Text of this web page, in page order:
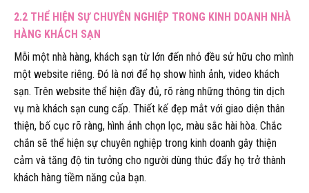
2.2 THỂ HIỆN SỰ CHUYÊN NGHIỆP TRONG KINH DOANH NHÀ
HÀNG KHÁCH SẠN
Mỗi một nhà hàng, khách sạn từ lớn đến nhỏ đều sử hữu cho mình
một website riêng. Đó là nơi để họ show hình ảnh, video khách
sạn. Trên website thể hiện đầy đủ, rõ ràng những thông tin dịch
vụ mà khách sạn cung cấp. Thiết kế đẹp mắt với giao diện thân
thiện, bố cục rõ ràng, hình ảnh chọn lọc, màu sắc hài hòa. Chắc
chắn sẽ thể hiện sự chuyên nghiệp trong kinh doanh gây thiện
cảm và tăng độ tin tưởng cho người dùng thúc đẩy họ trở thành
khách hàng tiềm năng của bạn.